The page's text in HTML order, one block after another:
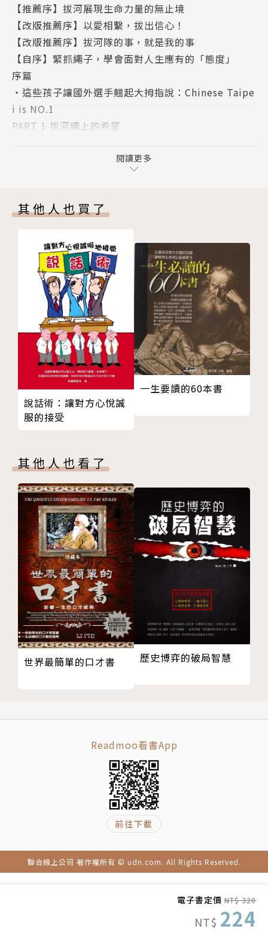
電子書定價 NT$ 320
NT$ 224
拔河，是服從、是志氣、是喜悅、是團隊精神；同時，
也是這群女孩們的未來。
拔河教女孩們的二十四件事，也是女孩們教會我們的二
十四件事。
繩力女孩說：從小，我學過很多東西，每一樣都中途放
棄，唯有「拔河」，我如今還握著。
郭老說：努力去做，做到最好，才會從零到有。我們不
繩力女孩說：教練說我可能是全世界最矮小的拔河選
的機會。
不單單是自己的，所以請照顧好它。
郭老說：受傷，表示學生不認真、沒有做好自我保護，
我知道沒有人願意，但是運動選手除了求勝，還得讓自
己遠離危險。
從一座冠軍盃，到至今五十一座，那是由堅忍不拔的毅
力和勇氣獲得的勳章，比賽會結束，而這不凡精神永遠
會持續……
作者簡介
景美女中拔河隊成立於1994年，2000年就由第一任教
練林柔里老師率領，即奪得「亞洲盃青年組冠軍」。郭
昇教練從2003年開始帶領這支隊伍征戰國內外各項賽
事；除了2004年到2011年連續八年得到｢全國中正盃
拔河賽高女組｣冠軍之外，近十年，更在世界盃、歐洲
盃、亞洲盃拿下51座冠軍獎盃，成績傲人。
2008至2019年國際比賽冠軍紀錄：
2008年澳門亞洲盃室內拔河錦標賽公開賽
2010年南非世界盃室外拔河500kg女子組錦標賽、50
0kg女子組公開賽；義大利世界盃室內拔河女子公開組
540kg、女子錦標賽540kg；韓國亞洲盃室內拔河錦標
賽女子組冠軍
2011年英國歐洲盃室外拔河560kg女子組公開賽、52
2013年哥倫比亞世界運動會女子組540Kg
2014年美國世界盃室外拔河女子錦標賽500kg、女子
公開組500kg、女子公開組540kg；蒙古亞洲盃室內拔
河女子錦標賽500kg，室外拔河女子錦標賽520kg；愛
爾蘭世界盃室內拔河女子錦標500kg、混合錦標600k
g、女子公開組500kg
2015年北愛爾蘭歐洲盃室外拔河錦標賽女子公開組52
0kg
女子公開組540kg、女子公開組500kg、男女混合公開
組600kg；瑞典世界盃室外拔河女子錦標賽540kg、女
【推薦序】拔河展現生命力量的無止境
【改版推薦序】以愛相繫，拔出信心！
【改版推薦序】拔河隊的事，就是我的事
【自序】緊抓繩子，學會面對人生應有的「態度」
序篇
・這些孩子讓國外選手翹起大拇指說：Chinese Taipe
i is NO.1
PART 1 拔河繩上的希望
【專文】回憶那段日子，喜悅和榮耀盡在其中
4.拔河，是輸得起
【專文】受傷後才知道，原來拔河對我這麼重要
PART 2 我喜歡那種團隊的感覺
6.拔河，是不辜負
7.拔河，是犧牲
8.拔河，是喜悅
【專文】我喜歡拔河，喜歡那種團隊的感覺
9.拔河，是認同
10.拔河，是不驕傲
【專文】這面屬於景美、郭老與我的金牌
PART 3 破繭而出的冠軍
11.拔河，是鼓勵
【專文】如果妳離開，其他七名隊員怎麼辦？
15.拔河，是破繭而出
【專文】不是自己好就好，要學習傾聽別人的聲音
PART 4 持續練習就會贏
16.拔河，是光榮
17.拔河，是爭取
【專文】要記得當初進來時的夢想
18.拔河，是企圖心
19.拔河，是道德
20.拔河，是持續
PART 5 握住繩子，緊抓出凝聚的力量
21.拔河，是紀律
【專文】不放手，直到夢想到手
【專文】力量，在我手上！
【專文】為了團隊，我們成了減重專家
【專文】放棄，比堅持難！
閱讀更多
其他人也買了
說話術：讓對方心悅誠
服的接受
一生要讀的60本書
其他人也看了
世界最簡單的口才書 歷史博弈的破局智慧
Readmoo看書App
前往下載
聯合線上公司 著作權所有 © udn.com. All Rights Reserved.